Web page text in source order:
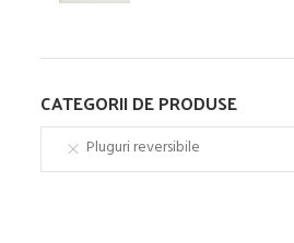
CATEGORII DE PRODUSE
Pluguri reversibile